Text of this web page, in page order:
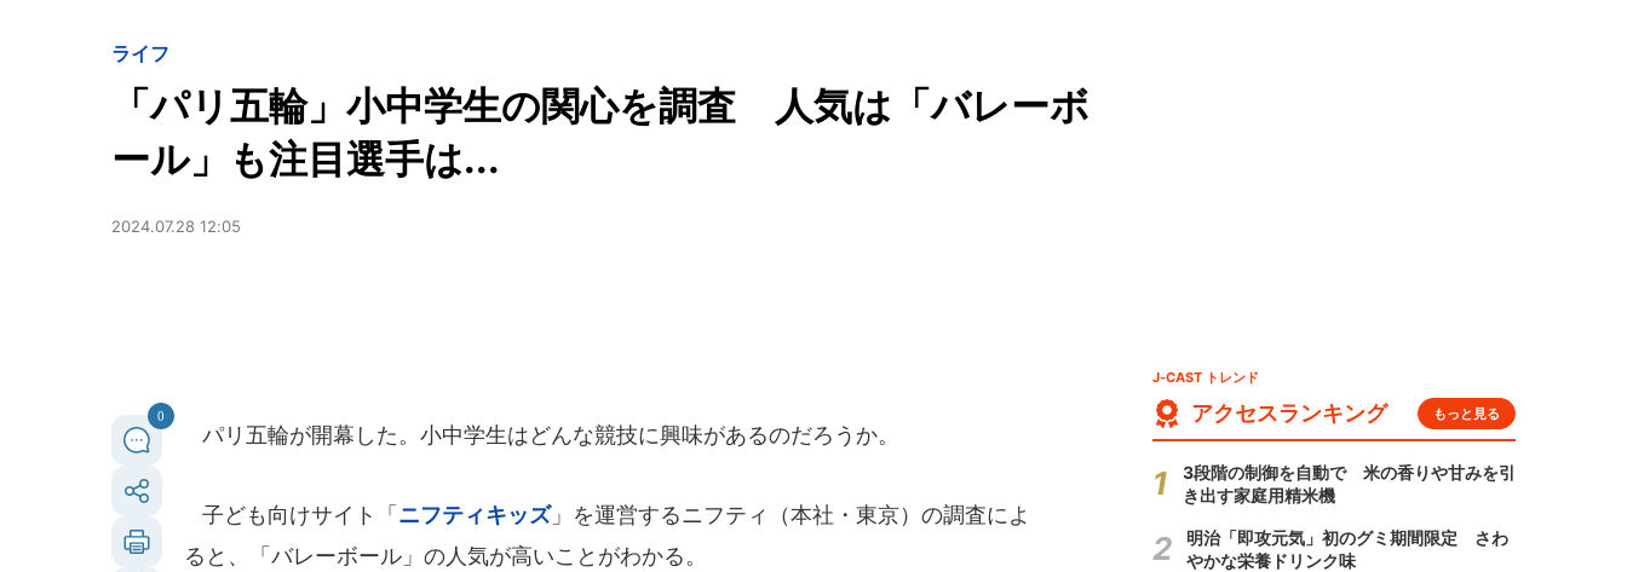
ライフ
「パリ五輪」小中学生の関心を調査 人気は「バレーボ
ール」も注目選手は...
2024.07.28 12:05
0
パリ五輪が開幕した。小中学生はどんな競技に興味があるのだろうか。
子ども向けサイト「 ニフティキッズ」を運営するニフティ（本社・東京）の調査によ
ると、「バレーボール」の人気が高いことがわかる。
J-CAST トレンド
アクセスランキング もっと見る
3段階の制御を自動で 米の香りや甘みを引
き出す家庭用精米機
明治「即攻元気」初のグミ期間限定 さわ
やかな栄養ドリンク味